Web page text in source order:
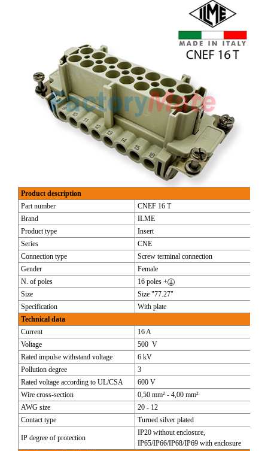
Product description
Part number
CNEF 16 T
Brand
ILME
Product type
Insert
Series
CNE
Connection type
Screw terminal connection
Gender
Female
N. of poles
16 poles +
Size
Size "77.27"
Specification
With plate
Technical data
Current
16 A
Voltage
500 V
Rated impulse withstand voltage
6 kV
Pollution degree
3
Rated voltage according to UL/CSA
600 V
Wire cross-section
0,50 mm² - 4,00 mm²
AWG size
20 - 12
Contact type
Turned silver plated
IP degree of protection
IP20 without enclosure,
IP65/IP66/IP68/IP69 with enclosure